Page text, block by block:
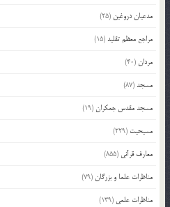
مدعیان دروغین (25)
مراجع معظم تقلید(15)
مردان(40)
مسجد(87)
مسجد مقدس جمکران(19)
مسیحیت (229)
معارف قرآنی (855)
مناظرات علما و بزرگان(79)
مناظرات علمی (139)